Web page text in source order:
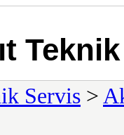
Servis >